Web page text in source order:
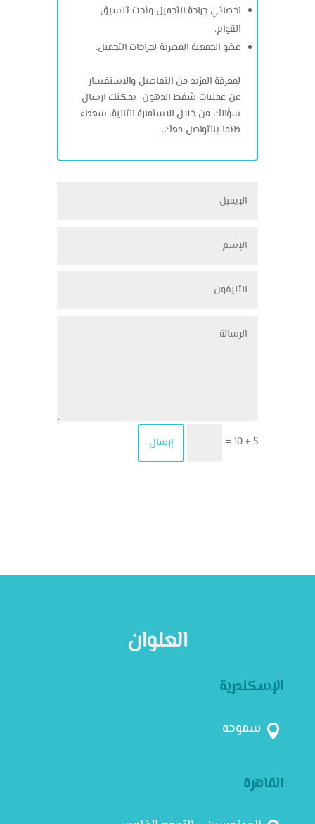
اخصائي جراحة التجميل ونحت تنسيق
القوام.
عضو الجمعية المصرية لجراحات التجميل.
لمعرفة المزيد من التفاصيل والاستفسار
عن عمليات شفط الدهون يمكنك ارسال
سؤالك من خلال الاستمارة التالية، سعداء
دائما بالتواصل معك.
5 + 10
= إرسال
العنوان
القاهرة
الإسكندرية
 سموحه